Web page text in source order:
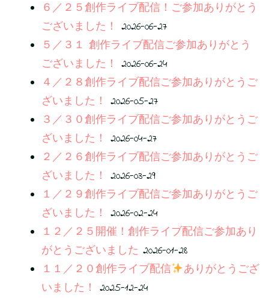
６／２５創作ライブ配信！ご参加ありがとう
ございました！ 2026-06-27
５／３１ 創作ライブ配信ご参加ありがとう
ございました！ 2026-06-24
４／２８創作ライブ配信ご参加ありがとうご
ざいました！ 2026-05-27
３／３０創作ライブ配信ご参加ありがとうご
ざいました！ 2026-04-27
２／２６創作ライブ配信ご参加ありがとうご
ざいました！ 2026-03-29
１／２９創作ライブ配信ご参加ありがとうご
ざいました！ 2026-02-24
１２／２５開催！創作ライブ配信ご参加あり
がとうございました 2026-01-28
１１／２０創作ライブ配信
ありがとうござ
いました！ 2025-12-24